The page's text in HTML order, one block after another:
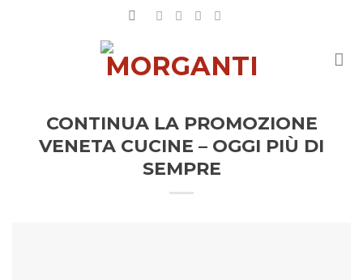
CONTINUA LA PROMOZIONE
VENETA CUCINE – OGGI PIÙ DI
SEMPRE